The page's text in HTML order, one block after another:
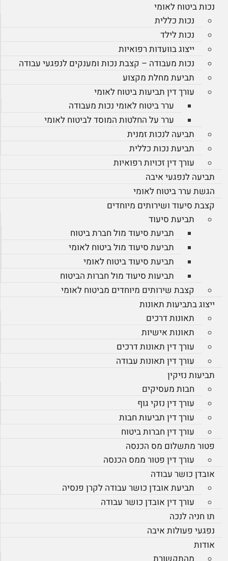
נכות ביטוח לאומי
נכות כללית
נכות לילד
ייצוג בוועדות רפואיות
נכות מעבודה – קצבת נכות ומענקים לנפגעי עבודה
תביעת מחלת מקצוע
עורך דין תביעות ביטוח לאומי
ערר ביטוח לאומי נכות מעבודה
ערר על החלטות המוסד לביטוח לאומי
תביעה לנכות זמנית
תביעת נכות כללית
עורך דין זכויות רפואיות
תביעה לנפגעי איבה
הגשת ערר ביטוח לאומי
קצבת סיעוד ושירותים מיוחדים
תביעת סיעוד
תביעת סיעוד מול חברת ביטוח
תביעת סיעוד מול ביטוח לאומי
תביעת סיעוד ביטוח לאומי
תביעות סיעוד מול חברות הביטוח
קצבת שירותים מיוחדים מביטוח לאומי
ייצוג בתביעות תאונות
תאונות דרכים
תאונות אישיות
עורך דין תאונות דרכים
עורך דין תאונות עבודה
תביעות נזיקין
חבות מעסיקים
עורך דין נזקי גוף
עורך דין תביעות חבות
עורך דין חברות ביטוח
פטור מתשלום מס הכנסה
עורך דין פטור ממס הכנסה
אובדן כושר עבודה
תביעת אובדן כושר עבודה לקרן פנסיה
עורך דין אובדן כושר עבודה
תו חניה לנכה
נפגעי פעולות איבה
אודות